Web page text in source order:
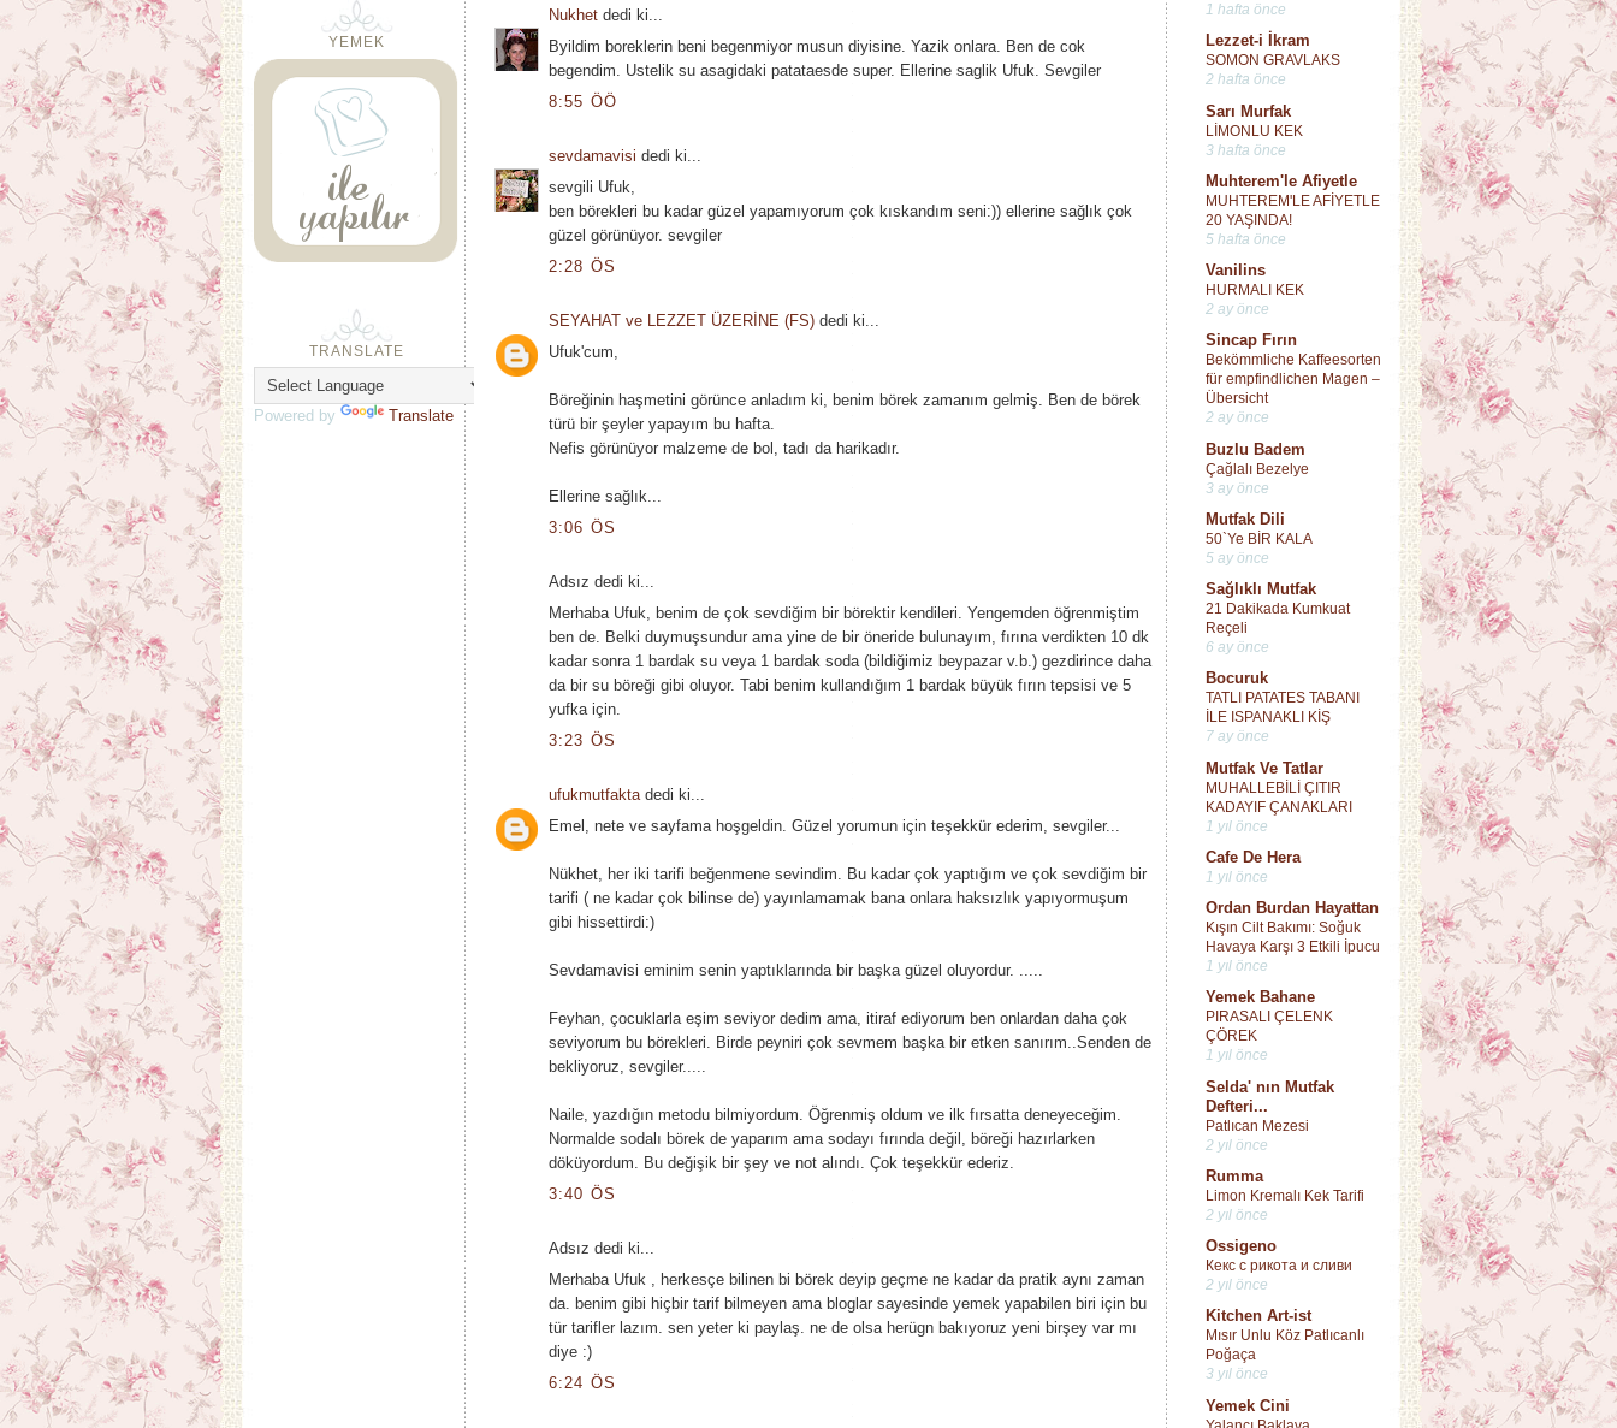
1 hafta önce
Lezzet-i İkram
SOMON GRAVLAKS
2 hafta önce
Sarı Murfak
LİMONLU KEK
3 hafta önce
Muhterem'le Afiyetle
MUHTEREM'LE AFİYETLE
20 YAŞINDA!
5 hafta önce
Vanilins
HURMALI KEK
2 ay önce
Sincap Fırın
Bekömmliche Kaffeesorten
für empfindlichen Magen –
Übersicht
2 ay önce
Buzlu Badem
Çağlalı Bezelye
3 ay önce
Mutfak Dili
50`Ye BİR KALA
5 ay önce
Sağlıklı Mutfak
21 Dakikada Kumkuat
Reçeli
6 ay önce
Bocuruk
TATLI PATATES TABANI
İLE ISPANAKLI KİŞ
7 ay önce
Mutfak Ve Tatlar
MUHALLEBİLİ ÇITIR
KADAYIF ÇANAKLARI
1 yıl önce
Cafe De Hera
1 yıl önce
Ordan Burdan Hayattan
Kışın Cilt Bakımı: Soğuk
Havaya Karşı 3 Etkili İpucu
1 yıl önce
Yemek Bahane
PIRASALI ÇELENK
ÇÖREK
1 yıl önce
Selda' nın Mutfak
Defteri...
Patlıcan Mezesi
2 yıl önce
Rumma
Limon Kremalı Kek Tarifi
2 yıl önce
Ossigeno
Кекс с рикота и сливи
2 yıl önce
Kitchen Art-ist
Mısır Unlu Köz Patlıcanlı
Poğaça
3 yıl önce
Yemek Cini
Nukhetdedi ki...
Byildim boreklerin beni begenmiyor musun diyisine. Yazik onlara. Ben de cok
begendim. Ustelik su asagidaki patataesde super. Ellerine saglik Ufuk. Sevgiler
8:55 ÖÖ
sevdamavisi dedi ki...
sevgili Ufuk,
ben börekleri bu kadar güzel yapamıyorum çok kıskandım seni:)) ellerine sağlık çok
güzel görünüyor. sevgiler
2:28 ÖS
SEYAHAT ve LEZZET ÜZERİNE (FS)dedi ki...
Ufuk'cum,
Böreğinin haşmetini görünce anladım ki, benim börek zamanım gelmiş. Ben de börek
türü bir şeyler yapayım bu hafta.
Nefis görünüyor malzeme de bol, tadı da harikadır.
Ellerine sağlık...
3:06 ÖS
Adsız dedi ki...
Merhaba Ufuk, benim de çok sevdiğim bir börektir kendileri. Yengemden öğrenmiştim
ben de. Belki duymuşsundur ama yine de bir öneride bulunayım, fırına verdikten 10 dk
kadar sonra 1 bardak su veya 1 bardak soda (bildiğimiz beypazar v.b.) gezdirince daha
da bir su böreği gibi oluyor. Tabi benim kullandığım 1 bardak büyük fırın tepsisi ve 5
yufka için.
3:23 ÖS
ufukmutfaktadedi ki...
Emel, nete ve sayfama hoşgeldin. Güzel yorumun için teşekkür ederim, sevgiler...
Nükhet, her iki tarifi beğenmene sevindim. Bu kadar çok yaptığım ve çok sevdiğim bir
tarifi ( ne kadar çok bilinse de) yayınlamamak bana onlara haksızlık yapıyormuşum
gibi hissettirdi:)
Sevdamavisi eminim senin yaptıklarında bir başka güzel oluyordur. .....
Feyhan, çocuklarla eşim seviyor dedim ama, itiraf ediyorum ben onlardan daha çok
seviyorum bu börekleri. Birde peyniri çok sevmem başka bir etken sanırım..Senden de
bekliyoruz, sevgiler.....
Naile, yazdığın metodu bilmiyordum. Öğrenmiş oldum ve ilk fırsatta deneyeceğim.
Normalde sodalı börek de yaparım ama sodayı fırında değil, böreği hazırlarken
döküyordum. Bu değişik bir şey ve not alındı. Çok teşekkür ederiz.
3:40 ÖS
Adsız dedi ki...
Merhaba Ufuk , herkesçe bilinen bi börek deyip geçme ne kadar da pratik aynı zaman
da. benim gibi hiçbir tarif bilmeyen ama bloglar sayesinde yemek yapabilen biri için bu
tür tarifler lazım. sen yeter ki paylaş. ne de olsa herügn bakıyoruz yeni birşey var mı
diye :)
6:24 ÖS
YEMEK
TRANSLATE
Powered by Translate